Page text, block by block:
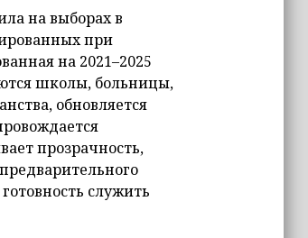
на выборах в
при
на 2021–2025
школы, больницы,
обновляется
прозрачность,
служить